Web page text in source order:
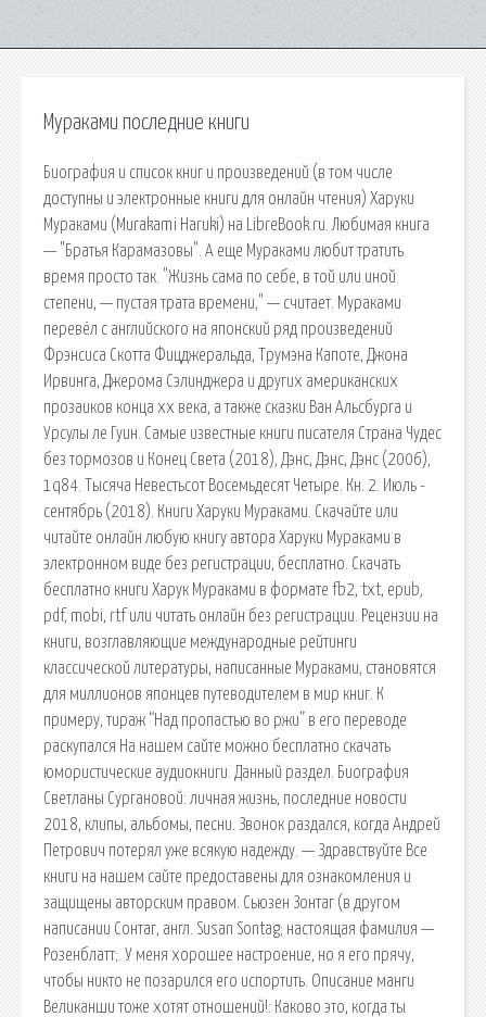
Мураками последние книги
Биография и список книг и произведений (в том числе
доступны и электронные книги для онлайн чтения) Харуки
Мураками (Murakami Haruki) на LibreBook.ru. Любимая книга
— "Братья Карамазовы". А еще Мураками любит тратить
время просто так. "Жизнь сама по себе, в той или иной
степени, — пустая трата времени," — считает. Мураками
перевёл с английского на японский ряд произведений
Фрэнсиса Скотта Фицджеральда, Трумэна Капоте, Джона
Ирвинга, Джерома Сэлинджера и других американских
прозаиков конца xx века, а также сказки Ван Альсбурга и
Урсулы ле Гуин. Самые известные книги писателя Страна Чудес
без тормозов и Конец Света (2018), Дэнс, Дэнс, Дэнс (2006),
1q84. Тысяча Невестьсот Восемьдесят Четыре. Кн. 2. Июль -
сентябрь (2018). Книги Харуки Мураками. Скачайте или
читайте онлайн любую книгу автора Харуки Мураками в
электронном виде без регистрации, бесплатно. Скачать
бесплатно книги Харук Мураками в формате fb2, txt, epub,
pdf, mobi, rtf или читать онлайн без регистрации. Рецензии на
книги, возглавляющие международные рейтинги
классической литературы, написанные Мураками, становятся
для миллионов японцев путеводителем в мир книг. К
примеру, тираж “Над пропастью во ржи” в его переводе
раскупался На нашем сайте можно бесплатно скачать
юмористические аудиокниги. Данный раздел. Биография
Светланы Сургановой: личная жизнь, последние новости
2018, клипы, альбомы, песни. Звонок раздался, когда Андрей
Петрович потерял уже всякую надежду. — Здравствуйте Все
книги на нашем сайте предоставены для ознакомления и
защищены авторским правом. Сьюзен Зонтаг (в другом
написании Сонтаг, англ. Susan Sontag; настоящая фамилия —
Розенблатт;. У меня хорошее настроение, но я его прячу,
чтобы никто не позарился его испортить. Описание манги
Великанши тоже хотят отношений!: Каково это, когда ты